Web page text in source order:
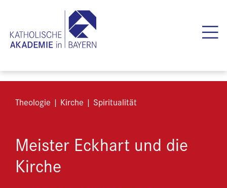
Theologie | Kirche | Spiritualität
Meister Eckhart und die
Kirche